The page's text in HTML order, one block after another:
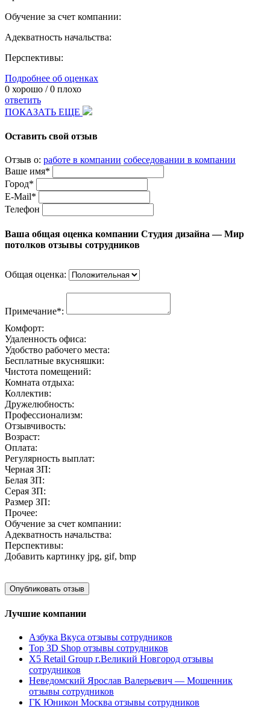
Обучение за счет компании:
Адекватность начальства:
Перспективы:
Подробнее об оценках
0 хорошо /0 плохо
ответить
ПОКАЗАТЬ ЕЩЕ
Оставить свой отзыв
Отзыв о: работе в компании собеседовании в компании
Ваше имя*
Город*
E-Mail*
Телефон
Ваша общая оценка компании Студия дизайна — Мир
потолков отзывы сотрудников
Общая оценка:
Примечание*:
Комфорт:
Удаленность офиса:
Удобство рабочего места:
Бесплатные вкусняшки:
Чистота помещений:
Комната отдыха:
Коллектив:
Дружелюбность:
Профессионализм:
Отзывчивость:
Возраст:
Оплата:
Регулярность выплат:
Черная ЗП:
Белая ЗП:
Серая ЗП:
Размер ЗП:
Прочее:
Обучение за счет компании:
Адекватность начальства:
Перспективы:
Добавить картинку jpg, gif, bmp
Лучшие компании
Азбука Вкуса отзывы сотрудников
Top 3D Shop отзывы сотрудников
X5 Retail Group г.Великий Новгород отзывы
сотрудников
Неведомский Ярослав Валерьевич — Мошенник
отзывы сотрудников
ГК Юникон Москва отзывы сотрудников